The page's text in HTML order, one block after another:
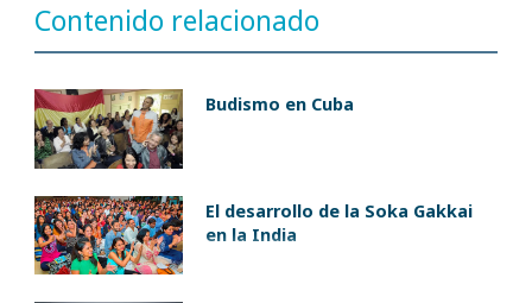
Contenido relacionado
Budismo en Cuba
El desarrollo de la Soka Gakkai
en la India